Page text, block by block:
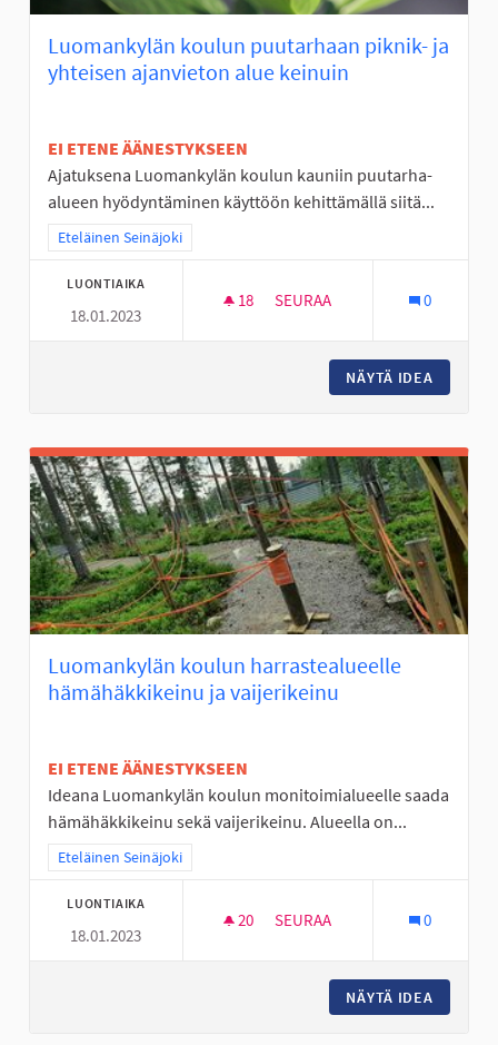
Luomankylän koulun puutarhaan piknik- ja
yhteisen ajanvieton alue keinuin
EI ETENE ÄÄNESTYKSEEN
Ajatuksena Luomankylän koulun kauniin puutarha-
alueen hyödyntäminen käyttöön kehittämällä siitä...
Rajaa tulokset teeman mukaan: Eteläinen Seinäjoki
Eteläinen Seinäjoki
LUONTIAIKA
18.01.2023
18 18 SEURAAJAA
SEURAA 0
NÄYTÄ IDEA
Luomankylän koulun harrastealueelle
hämähäkkikeinu ja vaijerikeinu
EI ETENE ÄÄNESTYKSEEN
Ideana Luomankylän koulun monitoimialueelle saada
hämähäkkikeinu sekä vaijerikeinu. Alueella on...
Rajaa tulokset teeman mukaan: Eteläinen Seinäjoki
Eteläinen Seinäjoki
LUONTIAIKA
18.01.2023
20 20 SEURAAJAA
SEURAA 0
NÄYTÄ IDEA